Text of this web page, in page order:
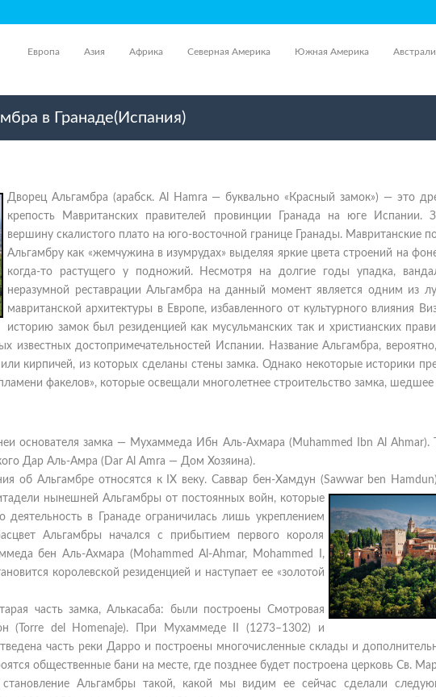
Европа Азия Африка Северная Америка Южная Америка
в Гранаде(Испания)
Дворец Альгамбра (арабск. Al Hamra — буквально «Красный замок») — это
крепость Мавританских правителей провинции Гранада на юге Испании.
вершину скалистого плато на юго-восточной границе Гранады. Мавританские
Альгамбру как «жемчужина в изумрудах» выделяя яркие цвета строений на
когда-то растущего у подножий. Несмотря на долгие годы упадка,
неразумной реставрации Альгамбра на данный момент является одним из
мавританской архитектуры в Европе, избавленного от культурного влияния
историю замок был резиденцией как мусульманских так и христианских
известных достопримечательностей Испании. Название Альгамбра,
кирпичей, из которых сделаны стены замка. Однако некоторые историки
факелов», которые освещали многолетнее строительство замка, шедшее
основателя замка — Мухаммеда Ибн Аль-Ахмара (Muhammed Ibn Al Ahmar).
Дар Аль-Амра (Dar Al Amra — Дом Хозяина).
об Альгамбре относятся к IX веку. Саввар бен-Хамдун (Sawwar ben
нынешней Альгамбры от постоянных войн, которые
деятельность в Гранаде ограничилась лишь укреплением
Альгамбры начался с прибытием первого короля
бен Аль-Ахмара (Mohammed Al-Ahmar, Mohammed I,
королевской резиденцией и наступает ее «золотой
часть замка, Алькасаба: были построены Смотровая
(Torre del Homenaje). При Мухаммеде II (1273–1302) и
часть реки Дарро и построены многочисленные склады и
общественные бани на месте, где позднее будет построена церковь Св.
Альгамбры такой, какой мы видим ее сейчас сделали